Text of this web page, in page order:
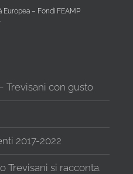
– Fondi FEAMP
Trevisani con gusto
2017-2022
Trevisani si racconta.